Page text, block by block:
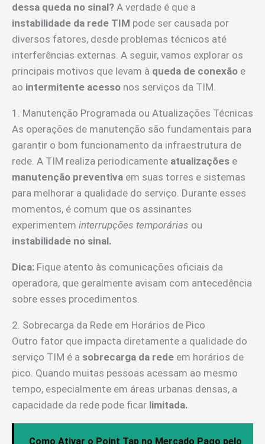
dessa queda no sinal? A verdade é que a
instabilidade da rede TIM pode ser causada por
diversos fatores, desde problemas técnicos até
interferências externas. A seguir, vamos explorar os
principais motivos que levam à queda de conexão e
ao intermitente acesso nos serviços da TIM.
1. Manutenção Programada ou Atualizações Técnicas
As operações de manutenção são fundamentais para
garantir o bom funcionamento da infraestrutura de
rede. A TIM realiza periodicamente atualizações e
manutenção preventiva em suas torres e sistemas
para melhorar a qualidade do serviço. Durante esses
momentos, é comum que os assinantes
experimentem interrupções temporárias ou
instabilidade no sinal.
Dica: Fique atento às comunicações oficiais da
operadora, que geralmente avisam com antecedência
sobre esses procedimentos.
2. Sobrecarga da Rede em Horários de Pico
Outro fator que impacta diretamente a qualidade do
serviço TIM é a sobrecarga da rede em horários de
pico. Quando muitas pessoas acessam ao mesmo
tempo, especialmente em áreas urbanas densas, a
capacidade da rede pode ficar limitada.
Como Ativar o Point Tap no Mercado Pago pelo